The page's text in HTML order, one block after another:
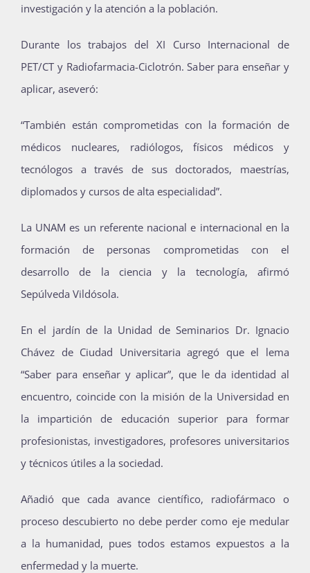
investigación y la atención a la población.
Durante los trabajos del XI Curso Internacional de
PET/CT y Radiofarmacia-Ciclotrón. Saber para enseñar y
aplicar, aseveró:
“También están comprometidas con la formación de
médicos nucleares, radiólogos, físicos médicos y
tecnólogos a través de sus doctorados, maestrías,
diplomados y cursos de alta especialidad”.
La UNAM es un referente nacional e internacional en la
formación de personas comprometidas con el
desarrollo de la ciencia y la tecnología, afirmó
Sepúlveda Vildósola.
En el jardín de la Unidad de Seminarios Dr. Ignacio
Chávez de Ciudad Universitaria agregó que el lema
“Saber para enseñar y aplicar”, que le da identidad al
encuentro, coincide con la misión de la Universidad en
la impartición de educación superior para formar
profesionistas, investigadores, profesores universitarios
y técnicos útiles a la sociedad.
Añadió que cada avance científico, radiofármaco o
proceso descubierto no debe perder como eje medular
a la humanidad, pues todos estamos expuestos a la
enfermedad y la muerte.